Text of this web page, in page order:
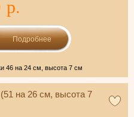
р.
Подробнее
46 на 24 см, высота 7 см
на 26 см, высота 7